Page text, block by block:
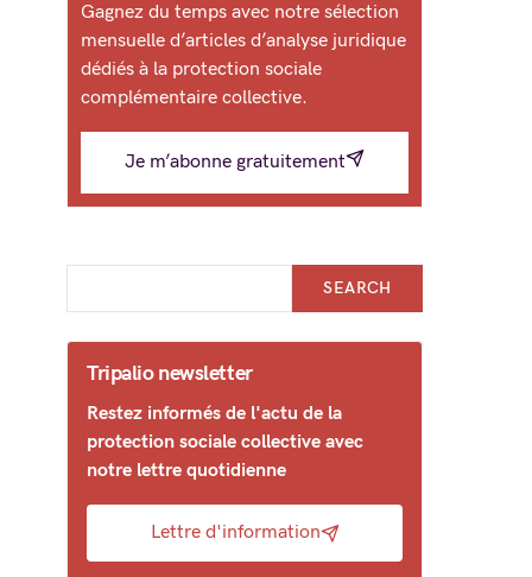
Gagnez du temps avec notre sélection
mensuelle d’articles d’analyse juridique
dédiés à la protection sociale
complémentaire collective.
Je m’abonne gratuitement
SEARCH
Tripalio newsletter
Restez informés de l'actu de la
protection sociale collective avec
notre lettre quotidienne
Lettre d'information